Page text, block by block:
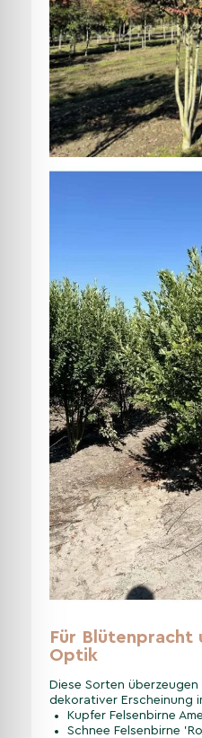
Für Blütenpracht
Optik
Diese Sorten
dekorativer Erscheinung
Kupfer Felsenbirne
Schnee Felsenbirne